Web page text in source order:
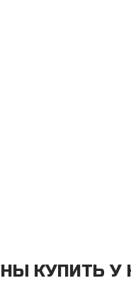
КУПИТЬ У